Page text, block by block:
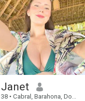
Janet
38 • Cabral, Barahona, Dominikanska Rep.